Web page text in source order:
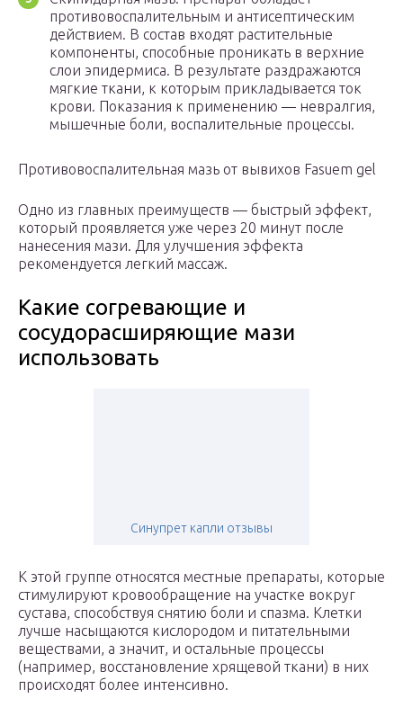
противовоспалительным и антисептическим
действием. В состав входят растительные
компоненты, способные проникать в верхние
слои эпидермиса. В результате раздражаются
мягкие ткани, к которым прикладывается ток
крови. Показания к применению — невралгия,
мышечные боли, воспалительные процессы.
Противовоспалительная мазь от вывихов Fasuem gel
Одно из главных преимуществ — быстрый эффект,
который проявляется уже через 20 минут после
нанесения мази. Для улучшения эффекта
рекомендуется легкий массаж.
Какие согревающие и
сосудорасширяющие мази
использовать
Синупрет капли отзывы
К этой группе относятся местные препараты, которые
стимулируют кровообращение на участке вокруг
сустава, способствуя снятию боли и спазма. Клетки
лучше насыщаются кислородом и питательными
веществами, а значит, и остальные процессы
(например, восстановление хрящевой ткани) в них
происходят более интенсивно.